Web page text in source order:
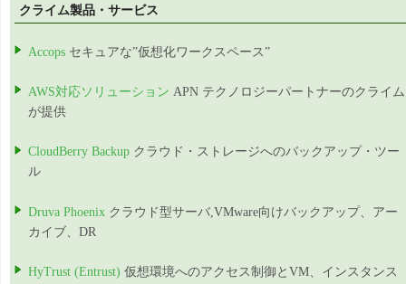
クライム製品・サービス
Accops セキュアな”仮想化ワークスペース”
AWS対応ソリューション APN テクノロジーパートナーのクライム
が提供
CloudBerry Backup クラウド・ストレージへのバックアップ・ツー
ル
Druva Phoenix クラウド型サーバ,VMware向けバックアップ、アー
カイブ、DR
HyTrust (Entrust) 仮想環境へのアクセス制御とVM、インスタンス